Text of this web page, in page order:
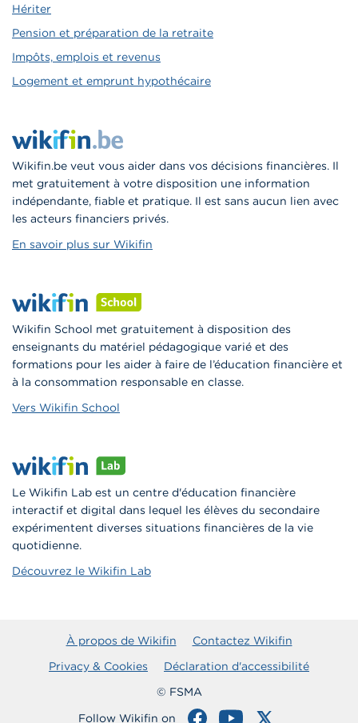
Hériter
Pension et préparation de la retraite
Impôts, emplois et revenus
Logement et emprunt hypothécaire
Wikifin.be veut vous aider dans vos décisions financières. Il
met gratuitement à votre disposition une information
indépendante, fiable et pratique. Il est sans aucun lien avec
les acteurs financiers privés.
En savoir plus sur Wikifin
Wikifin School met gratuitement à disposition des
enseignants du matériel pédagogique varié et des
formations pour les aider à faire de l’éducation financière et
à la consommation responsable en classe.
Vers Wikifin School
Le Wikifin Lab est un centre d'éducation financière
interactif et digital dans lequel les élèves du secondaire
expérimentent diverses situations financières de la vie
quotidienne.
Découvrez le Wikifin Lab
À propos de Wikifin
Contactez Wikifin
Privacy & Cookies
Déclaration d'accessibilité
© FSMA
Follow Wikifin on